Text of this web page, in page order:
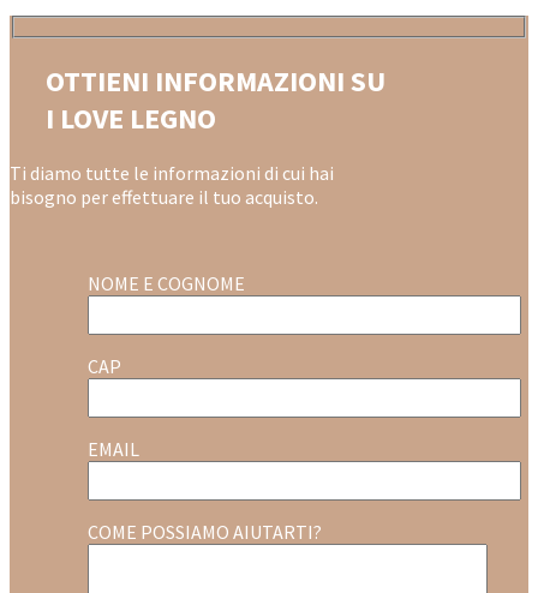
OTTIENI INFORMAZIONI SU
I LOVE LEGNO
Ti diamo tutte le informazioni di cui hai
bisogno per effettuare il tuo acquisto.
NOME E COGNOME
CAP
EMAIL
COME POSSIAMO AIUTARTI?